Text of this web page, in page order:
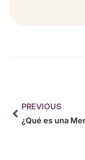
PREVIOUS